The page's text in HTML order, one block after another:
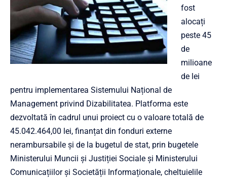
fost
alocați
peste 45
de
milioane
de lei
pentru implementarea Sistemului Național de
Management privind Dizabilitatea. Platforma este
dezvoltată în cadrul unui proiect cu o valoare totală de
45.042.464,00 lei, finanțat din fonduri externe
nerambursabile și de la bugetul de stat, prin bugetele
Ministerului Muncii și Justiției Sociale și Ministerului
Comunicațiilor și Societății Informaționale, cheltuielile